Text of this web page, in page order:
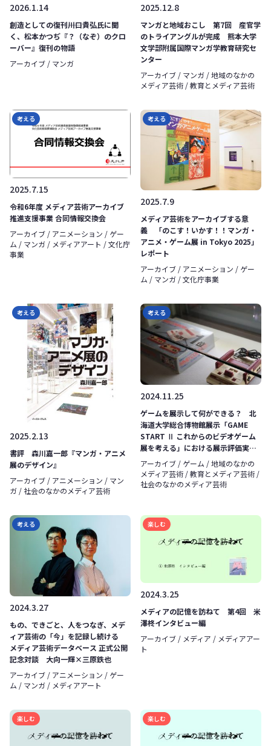
2026.1.14
創造としての復刊――川口貴弘氏に聞
く、松本かつぢ『？（なぞ）のクロ
ーバー』復刊の物語
アーカイブ / マンガ
2025.12.8
マンガと地域おこし 第7回 産官学
のトライアングルが完成 熊本大学
文学部附属国際マンガ学教育研究セ
ンター
アーカイブ / マンガ / 地域のなかの
メディア芸術 / 教育とメディア芸術
考える
2025.7.15
令和6年度 メディア芸術アーカイブ
推進支援事業 合同情報交換会
アーカイブ / アニメーション / ゲー
ム / マンガ / メディアアート / 文化庁
事業
考える
2025.7.9
メディア芸術をアーカイブする意
義 「のこす！いかす！！マンガ・
アニメ・ゲーム展 in Tokyo 2025」
レポート
アーカイブ / アニメーション / ゲー
ム / マンガ / 文化庁事業
考える
2025.2.13
書評 森川嘉一郎『マンガ・アニメ
展のデザイン』
アーカイブ / アニメーション / マン
ガ / 社会のなかのメディア芸術
考える
2024.11.25
ゲームを展示して何ができる？ 北
海道大学総合博物館展示「GAME
START Ⅱ これからのビデオゲーム
展を考える」における展示評価実践
を通して
アーカイブ / ゲーム / 地域のなかの
メディア芸術 / 教育とメディア芸術 /
社会のなかのメディア芸術
考える
2024.3.27
もの、できごと、人をつなぎ、メデ
ィア芸術の「今」を記録し続ける
メディア芸術データベース 正式公開
記念対談 大向一輝×三原鉄也
アーカイブ / アニメーション / ゲー
ム / マンガ / メディアアート
楽しむ
2024.3.25
メディアの記憶を訪ねて 第4回 米
澤柊インタビュー編
アーカイブ / メディア / メディアアー
ト
楽しむ 楽しむ